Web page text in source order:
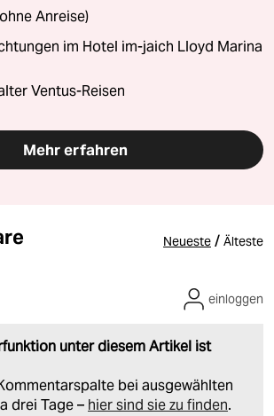
Anreise)
im Hotel im-jaich Lloyd Marina
Ventus-Reisen
Mehr erfahren
Neueste / Älteste
unter diesem Artikel ist
bei ausgewählten
drei Tage – hier sind sie zu finden.
einloggen